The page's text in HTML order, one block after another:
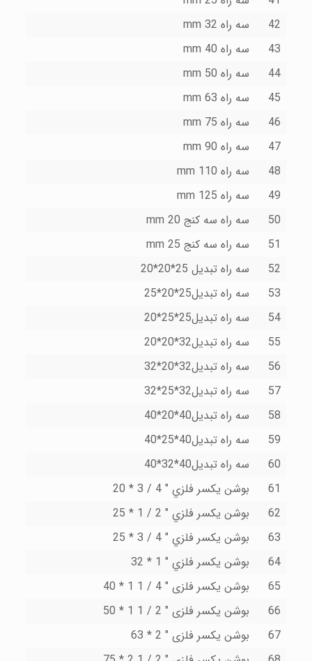
42
سه راه 32 mm
43
سه راه 40 mm
44
سه راه 50 mm
45
سه راه 63 mm
46
سه راه 75 mm
47
سه راه 90 mm
48
سه راه 110 mm
49
سه راه 125 mm
50
سه راه سه کنج 20 mm
51
سه راه سه کنج 25 mm
52
سه راه تبدیل 25*20*20
53
سه راه تبدیل25*20*25
54
سه راه تبدیل25*25*20
55
سه راه تبدیل32*20*20
56
سه راه تبدیل32*20*32
57
سه راه تبدیل32*25*32
58
سه راه تبدیل40*20*40
59
سه راه تبدیل40*25*40
60
سه راه تبدیل40*32*40
61
بوشن یکسر فلزي " 4 / 3 * 20
62
بوشن یکسر فلزي " 2 / 1 * 25
63
بوشن یکسر فلزي " 4 / 3 * 25
64
بوشن یکسر فلزي " 1 * 32
65
بوشن یکسر فلزى " 4 / 1 1 * 40
66
بوشن یکسر فلزى " 2 / 1 1 * 50
67
بوشن یکسر فلزى " 2 * 63